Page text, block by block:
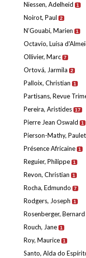
Niessen, Adelheid 1
Noirot, Paul 2
N’Gouabi, Marien 1
Octavio, Luísa
Ollivier, Marc 7
Ortová, Jarmila 2
Palloix, Christian 1
Partisans, Revue
Pereira, Aristides 17
Pierre Jean Oswald 1
Pierson-Mathy,
Présence Africaine 1
Reguier, Philippe 1
Revon, Christian 1
Rocha, Edmundo 7
Rodgers, Joseph 1
Rosenberger, Bernard
Rouch, Jane 1
Roy, Maurice 1
Santo, Alda do